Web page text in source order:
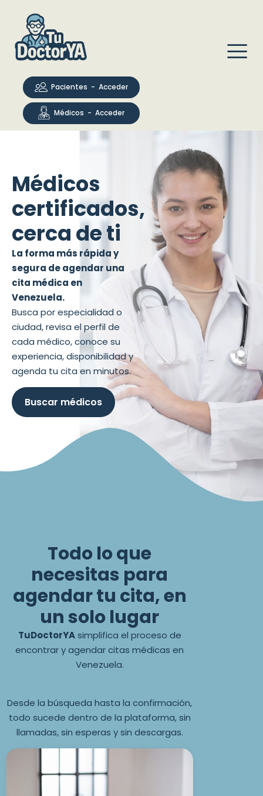
Médicos - Acceder
Pacientes - Acceder
Médicos
certificados,
cerca de ti
La forma más rápida y
segura de agendar una
cita médica en
Venezuela.
Busca por especialidad o
ciudad, revisa el perfil de
cada médico, conoce su
experiencia, disponibilidad y
agenda tu cita en minutos.
Buscar médicos
Todo lo que
necesitas para
agendar tu cita, en
un solo lugar
TuDoctorYAsimplifica el proceso de
encontrar y agendar citas médicas en
Venezuela.
Desde la búsqueda hasta la confirmación,
todo sucede dentro de la plataforma, sin
llamadas, sin esperas y sin descargas.